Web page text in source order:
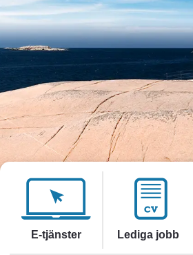
E-tjänsterLänk till annan
Lediga jobb